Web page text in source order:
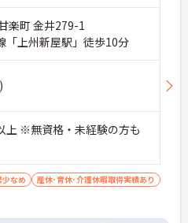
楽町 金井279-1
「上州新屋駅」徒歩10分
上 ※無資格・未経験の方も
少なめ
産休･育休･介護休暇取得実績あり